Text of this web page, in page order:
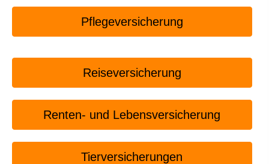
Pflege­ver­si­che­rung
Reiseversicherung
Renten- und Lebensversicherung
Tierversicherungen